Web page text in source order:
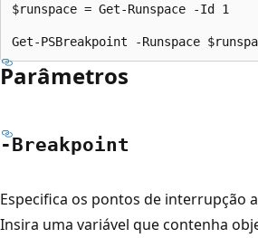
$runspace = Get-Runspace -Id 1
Parâmetros
-Breakpoint
Especifica os pontos de interrupção
Insira uma variável que contenha